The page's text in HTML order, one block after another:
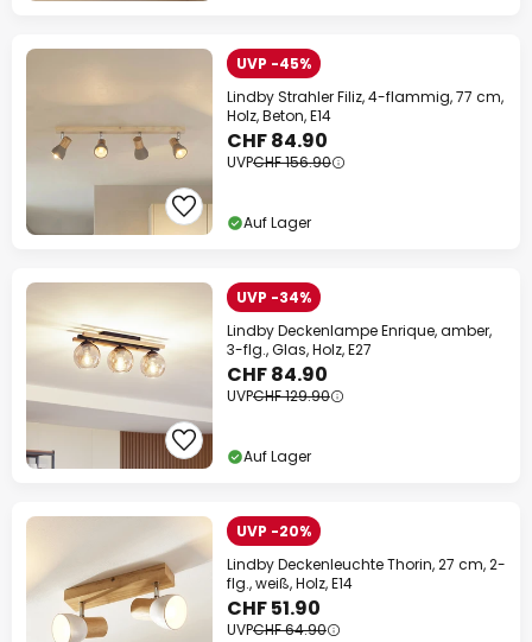
UVP -45%
Lindby Strahler Filiz, 4-flammig, 77 cm,
Holz, Beton, E14
CHF 84.90
UVPCHF 156.90
Auf Lager
UVP -34%
Lindby Deckenlampe Enrique, amber,
3-flg., Glas, Holz, E27
CHF 84.90
UVPCHF 129.90
Auf Lager
UVP -20%
Lindby Deckenleuchte Thorin, 27 cm, 2-
flg., weiß, Holz, E14
CHF 51.90
UVPCHF 64.90